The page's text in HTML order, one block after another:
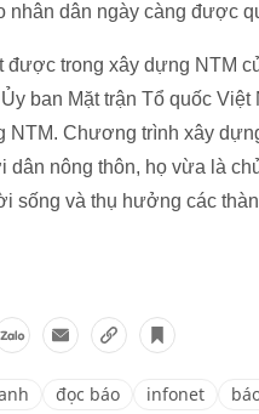
nhân dân ngày càng được
được trong xây dựng NTM
ban Mặt trận Tổ quốc
NTM. Chương trình xây
dân nông thôn, họ vừa là
sống và thụ hưởng các
đọc báo infonet